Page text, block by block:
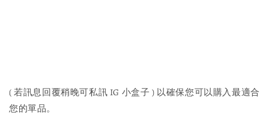
( 若訊息回覆稍晚可私訊 IG 小盒子 ) 以確保您可以購入最適合
您的單品。